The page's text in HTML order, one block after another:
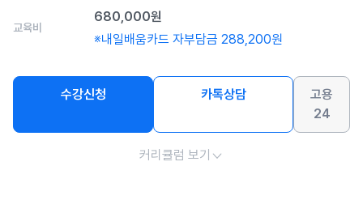
교육비
680,000원
※내일배움카드 자부담금 288,200원
수강신청 카톡상담
고용
24
커리큘럼 보기